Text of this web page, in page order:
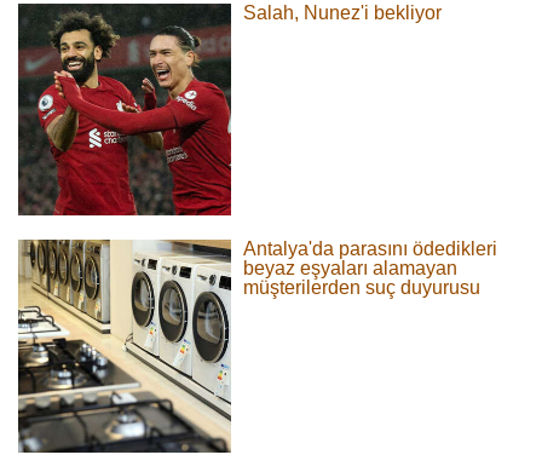
Salah, Nunez'i bekliyor
Antalya'da parasını ödedikleri
beyaz eşyaları alamayan
müşterilerden suç duyurusu